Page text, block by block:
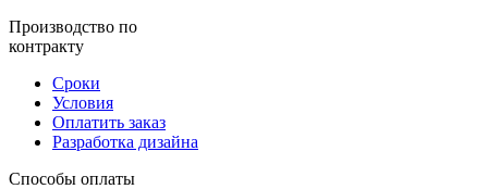
Производство по
контракту
Сроки
Условия
Оплатить заказ
Разработка дизайна
Способы оплаты